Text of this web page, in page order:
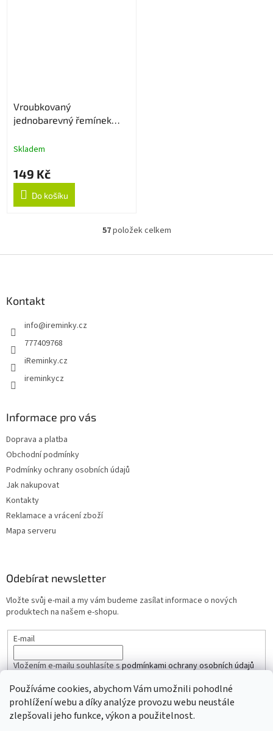
Používáme cookies, abychom Vám umožnili pohodlné
prohlížení webu a díky analýze provozu webu neustále
zlepšovali jeho funkce, výkon a použitelnost.
Vroubkovaný
jednobarevný řemínek
Skladem
149 Kč
Do košíku
O
l
57položek celkem
Kontakt
info@ireminky.cz
777409768
iReminky.cz
ireminkycz
Informace pro vás
Doprava a platba
Obchodní podmínky
Podmínky ochrany osobních údajů
Jak nakupovat
Kontakty
Reklamace a vrácení zboží
Mapa serveru
Odebírat newsletter
Vložte svůj e-mail a my vám budeme zasílat informace o nových
produktech na našem e-shopu.
E-mail
Vložením e-mailu souhlasíte spodmínkami ochrany osobních údajů
PŘIHLÁSIT SE